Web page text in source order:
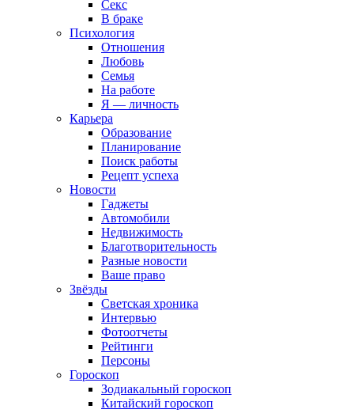
Секс
В браке
Психология
Отношения
Любовь
Семья
На работе
Я — личность
Карьера
Образование
Планирование
Поиск работы
Рецепт успеха
Новости
Гаджеты
Автомобили
Недвижимость
Благотворительность
Разные новости
Ваше право
Звёзды
Светская хроника
Интервью
Фотоотчеты
Рейтинги
Персоны
Гороскоп
Зодиакальный гороскоп
Китайский гороскоп